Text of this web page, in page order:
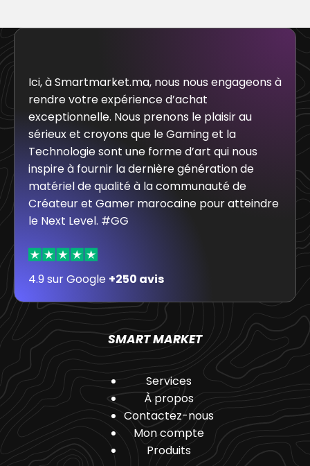
Ici, à Smartmarket.ma, nous nous engageons à
rendre votre expérience d’achat
exceptionnelle. Nous prenons le plaisir au
sérieux et croyons que le Gaming et la
Technologie sont une forme d’art qui nous
inspire à fournir la dernière génération de
matériel de qualité à la communauté de
Créateur et Gamer marocaine pour atteindre
le Next Level. #GG
4.9 sur Google +250 avis
SMART MARKET
Services
À propos
Contactez-nous
Mon compte
Produits